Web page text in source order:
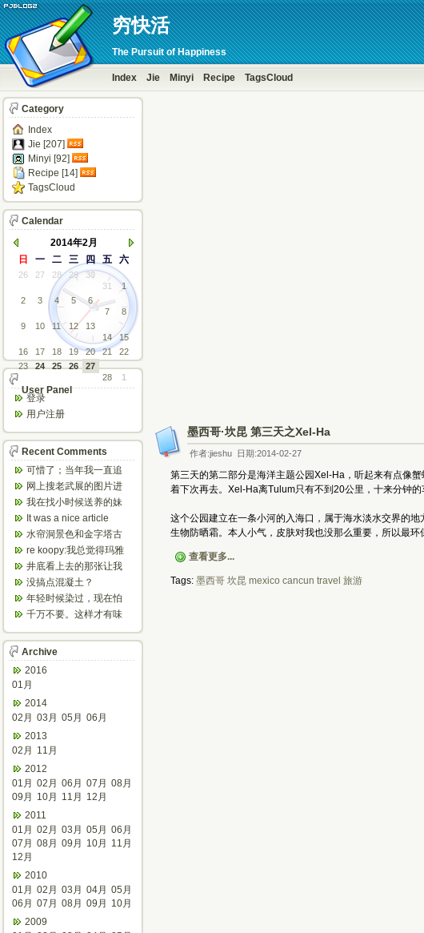
穷快活
The Pursuit of Happiness
Index Jie Minyi Recipe TagsCloud
墨西哥·坎昆 第三天之Xel-Ha
作者:jieshu 日期:2014-02-27
第三天的第二部分是海洋主题公园Xel-Ha，听起来有点像
着下次再去。Xel-Ha离Tulum只有不到20公里，十来分钟的
这个公园建立在一条小河的入海口，属于海水淡水交界的
生物防晒霜。本人小气，皮肤对我也没那么重要，所以最环
查看更多...
Tags: 墨西哥 坎昆 mexico cancun travel 旅游
Category
Index
Jie [207]
Minyi [92]
Recipe [14]
TagsCloud
Calendar
2014年2月
日
一 二 三 四 五 六
26 27 28 29
30
31
1
2
3 4 5
6
7
8
9
10 11 12
13
14
15
16
17 18 19 20 21
22
23
24 25 26
27
28
1
User Panel
登录
用户注册
Recent Comments
可惜了；当年我一直追
着这个，看博主夫妇一
步步在多伦...
网上搜老武展的图片进
来了，一晃是你十年前
的帖子，时...
我在找小时候送养的妹
妹，有人QQ找我说找到
了匹配的...
It was a nice article
and...
水帘洞景色和金字塔古
迹都不错。
re koopy:我总觉得玛雅
人见过外星人。不然哪...
井底看上去的那张让我
想起了蝙蝠侠。。下棋
那张会不会...
没搞点混凝土？
年轻时候染过，现在怕
伤头发不敢染了。不过
千万不要。这样才有味
气场。
Archive
2016
01月
2014
02月 03月 05月 06月
2013
02月
11月
2012
01月 02月 06月 07月 08月
09月
10月 11月
12月
2011
01月 02月 03月 05月 06月
07月 08月 09月 10月
11月
12月
2010
01月 02月 03月 04月 05月
06月 07月 08月 09月
10月
2009